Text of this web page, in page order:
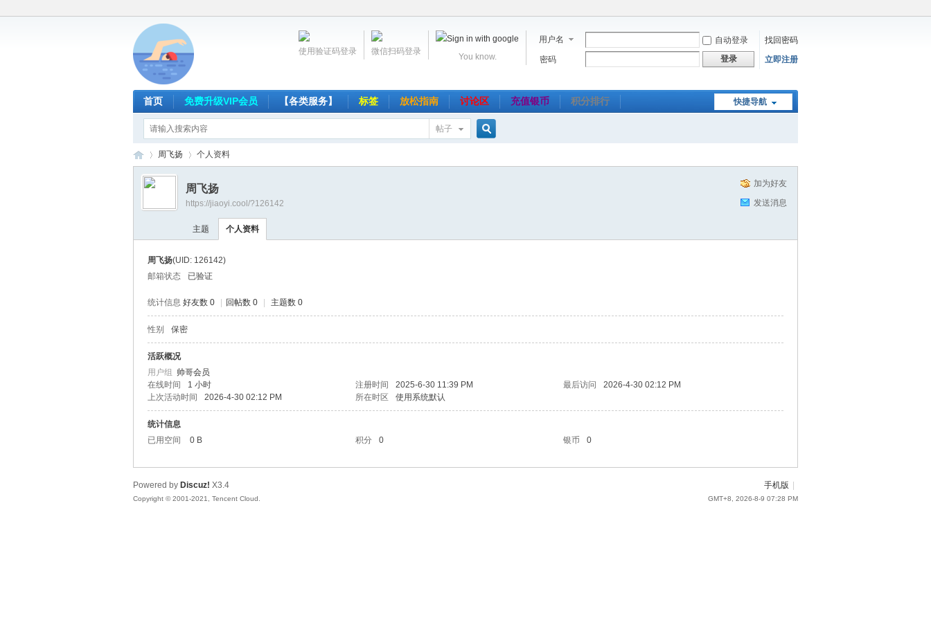
用户名 自动登录
找回密码
密码
登录 立即注册
You know.
微信扫码登录
使用验证码登录
快捷导航
首页 免费升级VIP会员 【各类服务】 标签 放松指南 讨论区 充值银币 积分排行
帖子
网
›
周飞扬 个人资料
加为好友
发送消息
周飞扬
https://jiaoyi.cool/?126142
主题 个人资料
周飞扬(UID: 126142)
邮箱状态
已验证
统计信息 好友数 0 回帖数 0 主题数 0
性别 保密
活跃概况
用户组 帅哥会员
在线时间
1 小时 注册时间 2025-6-30 11:39 PM 最后访问
2026-4-30 02:12 PM
上次活动时间
2026-4-30 02:12 PM 所在时区 使用系统默认
统计信息
已用空间
0 B 积分 0 银币 0
手机版
GMT+8, 2026-8-9 07:28 PM
Powered by Discuz! X3.4
Copyright © 2001-2021, Tencent Cloud.